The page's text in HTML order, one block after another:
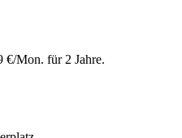
€/Mon. für 2 Jahre.